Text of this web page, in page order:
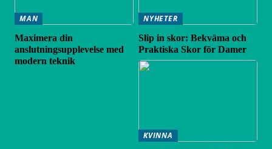
MAN
Maximera din
anslutningsupplevelse med
modern teknik
NYHETER
Slip in skor: Bekväma och
Praktiska Skor för Damer
KVINNA